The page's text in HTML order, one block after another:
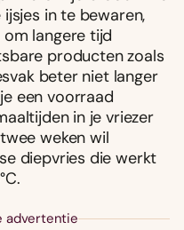
in te bewaren,
langere tijd
producten zoals
beter niet langer
een voorraad
in je vriezer
weken wil
diepvries die werkt
advertentie